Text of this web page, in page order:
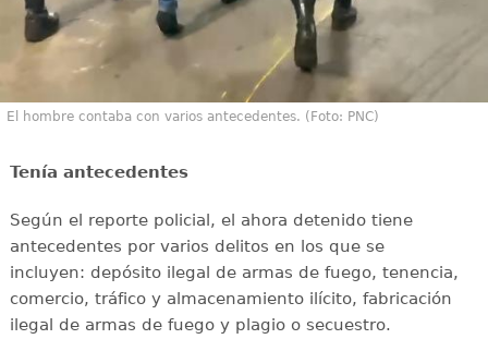
El hombre contaba con varios antecedentes. (Foto: PNC)
Tenía antecedentes
Según el reporte policial, el ahora detenido tiene
antecedentes por varios delitos en los que se
incluyen: depósito ilegal de armas de fuego, tenencia,
comercio, tráfico y almacenamiento ilícito, fabricación
ilegal de armas de fuego y plagio o secuestro.